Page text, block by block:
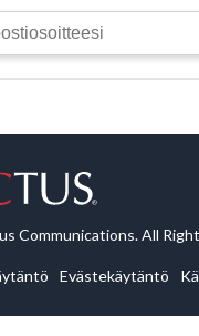
Communications. All
Evästekäytäntö